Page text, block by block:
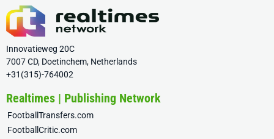
Innovatieweg 20C
7007 CD, Doetinchem, Netherlands
+31(315)-764002
Realtimes | Publishing Network
FootballTransfers.com
FootballCritic.com